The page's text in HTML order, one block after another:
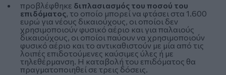
προβλέφθηκε διπλασιασμός του ποσού του
επιδόματος, το οποίο μπορεί να φτάσει στα 1.600
ευρώ για νέους δικαιούχους, οι οποίοι δεν
χρησιμοποιούν φυσικό αέριο και για παλαιούς
δικαιούχους, οι οποίοι παύουν να χρησιμοποιούν
φυσικό αέριο και το αντικαθιστούν με μία από τις
λοιπές επιδοτούμενες καύσιμες ύλες ή με
τηλεθέρμανση. Η καταβολή του επιδόματος θα
πραγματοποιηθεί σε τρεις δόσεις.